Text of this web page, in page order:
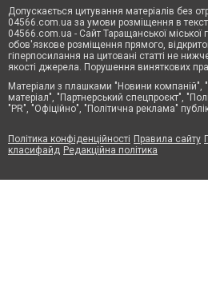
Допускається цитування матеріалів без
04566.com.ua за умови розміщення в
04566.com.ua - Cайт Таращанської
обов'язкове розміщення прямого,
гіперпосилання на цитовані статті не
якості джерела. Порушення виняткових
Матеріали з плашками "Новини компаній",
матеріал", "Партнерський спецпроєкт",
"PR", "Офіційно", "Політична реклама"
Політика конфіденційності Правила сайту
класифайд Редакційна політика